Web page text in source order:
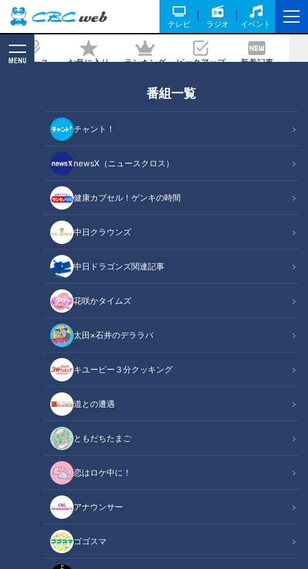
テレビ ラジオ イベント
ニュース お気に入り ランキング ピックアップ 新着記事
MENU
番組一覧
チャント！
newsX（ニュースクロス）
健康カプセル！ゲンキの時間
中日クラウンズ
中日ドラゴンズ関連記事
花咲かタイムズ
太田×石井のデララバ
キユーピー３分クッキング
道との遭遇
ともだちたまご
恋はロケ中に！
アナウンサー
ゴゴスマ
る男たち 約15000個の爆竹が大爆発す
る危険覚悟の「手力の火祭」
記事に戻る
CBCテレビ：画像『チャント！』
この記事の画像（全5枚）